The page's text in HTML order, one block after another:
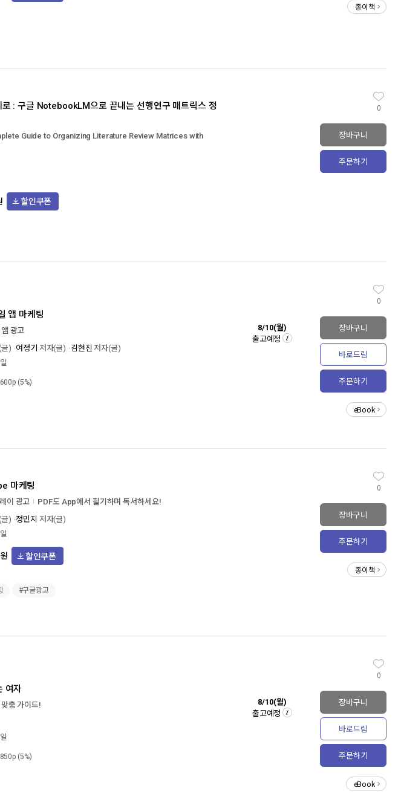
종이책
로 : 구글 NotebookLM으로 끝내는 선행연구 매트릭스 정
Guide to Organizing Literature Review Matrices with
할인쿠폰
0
장바구니
주문하기
앱 마케팅
광고
) 여정기 저자(글) 김현진 저자(글)
600p (5%)
8/10(월)
출고예정
0
장바구니
바로드림
주문하기
eBook
마케팅
이 광고
PDF도 App에서 필기하며 독서하세요!
) 정민지 저자(글)
원 할인쿠폰
#구글광고
0
장바구니
주문하기
종이책
여자
춤 가이드!
850p (5%)
8/10(월)
출고예정
0
장바구니
바로드림
주문하기
eBook